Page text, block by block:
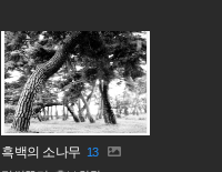
흑백의 소나무 13